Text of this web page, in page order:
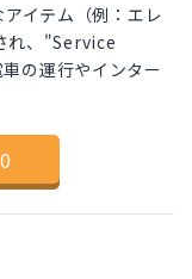
イテム（例：エレ
れ、"Service
の運行やインター
0